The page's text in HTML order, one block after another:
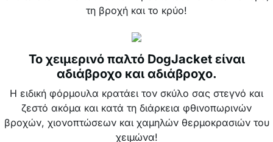
τη βροχή και το κρύο!
Το χειμερινό παλτό DogJacket είναι
αδιάβροχο και αδιάβροχο.
Η ειδική φόρμουλα κρατάει τον σκύλο σας στεγνό και
ζεστό ακόμα και κατά τη διάρκεια φθινοπωρινών
βροχών, χιονοπτώσεων και χαμηλών θερμοκρασιών του
χειμώνα!